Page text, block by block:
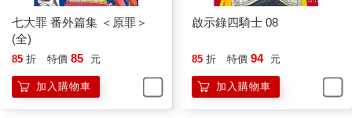
七大罪 番外篇集 ＜原罪＞
(全)
85 折 特價 85 元
加入購物車
啟示錄四騎士 08
85 折 特價 94 元
加入購物車